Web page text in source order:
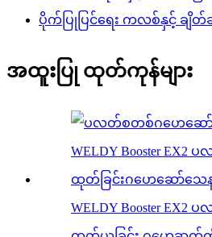
ပိုက်ပြုပြင်ရေး ကလစ်နှင့် ခ
အထူးပြု ထုတ်ကုန်များ
WELDY Booster